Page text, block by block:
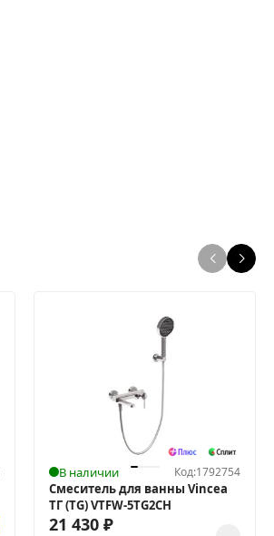
В наличии Код:1792754
Смеситель для ванны Vincea
ТГ (TG) VTFW-5TG2CH
21 430₽